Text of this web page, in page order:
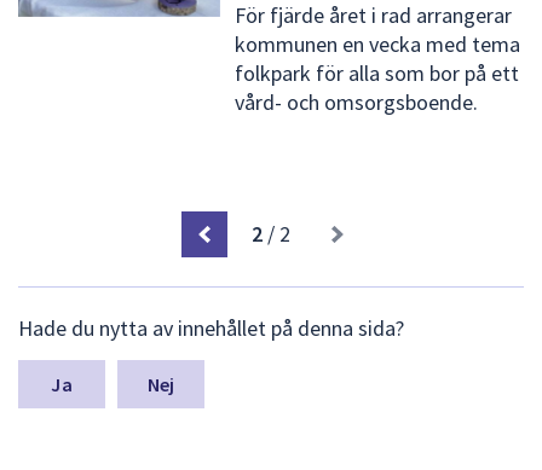
För fjärde året i rad arrangerar
kommunen en vecka med tema
folkpark för alla som bor på ett
vård- och omsorgsboende.
2 / 2
ä
m
a
Hade du nytta av innehållet på denna sida?
Nej